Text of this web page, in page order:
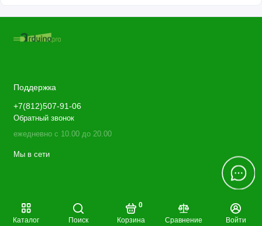
Каталог Поиск Корзина
0
Сравнение
Войти
Поддержка
+7(812)507-91-06
Обратный звонок
ежедневно с 10.00 до 20.00
Мы в сети